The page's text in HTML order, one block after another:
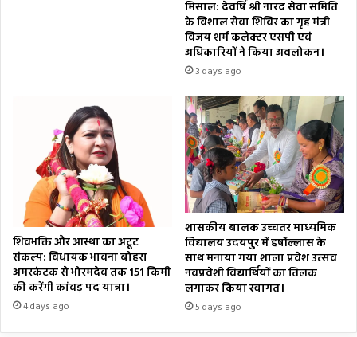
मिसाल: देवर्षि श्री नारद सेवा समिति
के विशाल सेवा शिविर का गृह मंत्री
विजय शर्म कलेक्टर एसपी एवं
अधिकारियों ने किया अवलोकन।
3 days ago
शिवभक्ति और आस्था का अटूट
संकल्प: विधायक भावना बोहरा
अमरकंटक से भोरमदेव तक 151 किमी
की करेंगी कांवड़ पद यात्रा।
4 days ago
शासकीय बालक उच्चतर माध्यमिक
विद्यालय उदयपुर में हर्षोल्लास के
साथ मनाया गया शाला प्रवेश उत्सव
नवप्रवेशी विद्यार्थियों का तिलक
लगाकर किया स्वागत।
5 days ago